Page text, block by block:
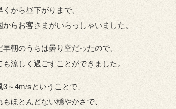
くから昼下がりまで、
からお客さまがいらっしゃいました。
早朝のうちは曇り空だったので、
も涼しく過ごすことができました。
3～4m/sということで、
もほとんどない穏やかさで、